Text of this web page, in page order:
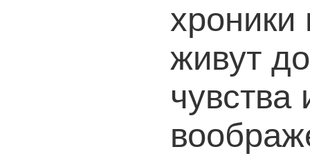
живут
чувства